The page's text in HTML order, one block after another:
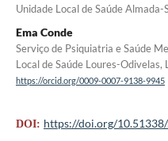
Unidade Local de Saúde
Ema Conde
Serviço de Psiquiatria e Saúde
Local de Saúde Loures-Odivelas,
https://orcid.org/0009-0007-9138-9945
DOI: https://doi.org/